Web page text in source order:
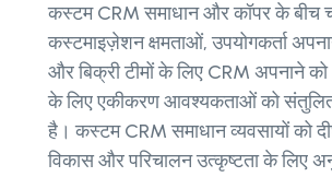
कस्टम CRM समाधान और कॉपर के बीच
कस्टमाइज़ेशन क्षमताओं, उपयोगकर्ता
और बिक्री टीमों के लिए CRM अपनाने
के लिए एकीकरण आवश्यकताओं को
है। कस्टम CRM समाधान व्यवसायों को
विकास और परिचालन उत्कृष्टता के लिए